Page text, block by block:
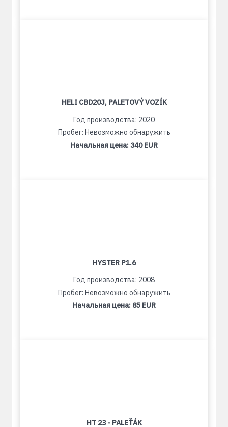
HELI CBD20J, PALETOVÝ VOZÍK
Год производства: 2020
Пробег: Невозможно обнаружить
Начальная цена: 340 EUR
HYSTER P1.6
Год производства: 2008
Пробег: Невозможно обнаружить
Начальная цена: 85 EUR
HT 23 - PALEŤÁK